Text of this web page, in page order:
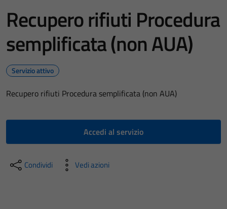
Recupero rifiuti Procedura
semplificata (non AUA)
Servizio attivo
Recupero rifiuti Procedura semplificata (non AUA)
Accedi al servizio
Condividi Vedi azioni